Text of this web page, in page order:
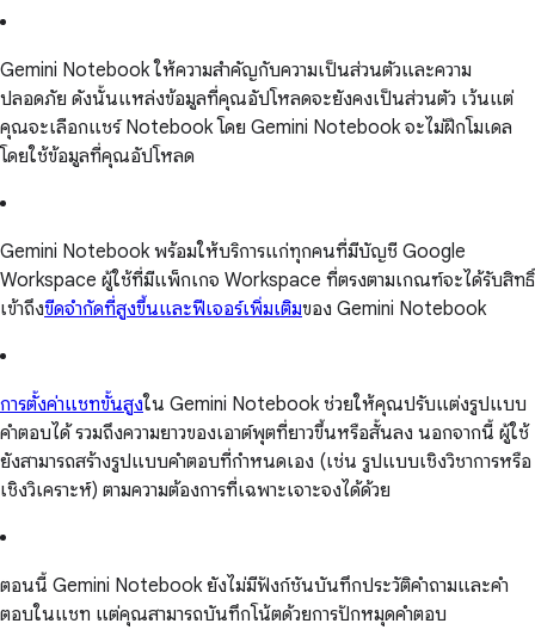
Gemini Notebook ให้ความสำคัญกับความเป็นส่วนตัวและความ
ปลอดภัย ดังนั้นแหล่งข้อมูลที่คุณอัปโหลดจะยังคงเป็นส่วนตัว เว้นแต่
คุณจะเลือกแชร์ Notebook โดย Gemini Notebook จะไม่ฝึกโมเดล
โดยใช้ข้อมูลที่คุณอัปโหลด
Gemini Notebook พร้อมให้บริการแก่ทุกคนที่มีบัญชี Google
Workspace ผู้ใช้ที่มีแพ็กเกจ Workspace ที่ตรงตามเกณฑ์จะได้รับสิทธิ์
เข้าถึงขีดจำกัดที่สูงขึ้นและฟีเจอร์เพิ่มเติมของ Gemini Notebook
การตั้งค่าแชทขั้นสูงใน Gemini Notebook ช่วยให้คุณปรับแต่งรูปแบบ
คำตอบได้ รวมถึงความยาวของเอาต์พุตที่ยาวขึ้นหรือสั้นลง นอกจากนี้ ผู้ใช้
ยังสามารถสร้างรูปแบบคำตอบที่กำหนดเอง (เช่น รูปแบบเชิงวิชาการหรือ
เชิงวิเคราะห์) ตามความต้องการที่เฉพาะเจาะจงได้ด้วย
ตอนนี้ Gemini Notebook ยังไม่มีฟังก์ชันบันทึกประวัติคำถามและคำ
ตอบในแชท แต่คุณสามารถบันทึกโน้ตด้วยการปักหมุดคำตอบ